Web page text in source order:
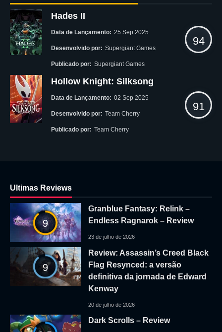
Hades II
Data de Lançamento: 25 Sep 2025
Desenvolvido por: Supergiant Games
Publicado por: Supergiant Games
94
Hollow Knight: Silksong
Data de Lançamento: 02 Sep 2025
Desenvolvido por: Team Cherry
Publicado por: Team Cherry
91
Ultimas Reviews
9
Granblue Fantasy: Relink –
Endless Ragnarok – Review
23 de julho de 2026
9
Review: Assassin’s Creed Black
Flag Resynced: a versão
definitiva da jornada de Edward
Kenway
20 de julho de 2026
Dark Scrolls – Review